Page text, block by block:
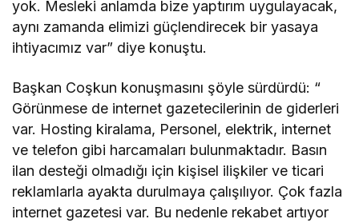
yok. Mesleki anlamda bize yaptırım uygulayacak,
aynı zamanda elimizi güçlendirecek bir yasaya
ihtiyacımız var” diye konuştu.
Başkan Coşkun konuşmasını şöyle sürdürdü: “
Görünmese de internet gazetecilerinin de giderleri
var. Hosting kiralama, Personel, elektrik, internet
ve telefon gibi harcamaları bulunmaktadır. Basın
ilan desteği olmadığı için kişisel ilişkiler ve ticari
reklamlarla ayakta durulmaya çalışılıyor. Çok fazla
internet gazetesi var. Bu nedenle rekabet artıyor